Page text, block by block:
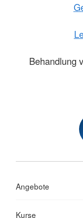
Behandlung
Angebote
Kurse